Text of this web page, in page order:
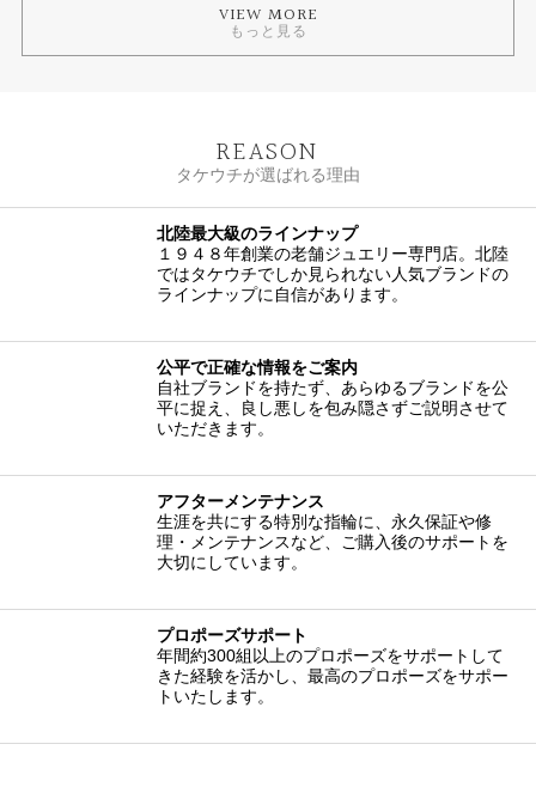
VIEW MORE
もっと見る
REASON
タケウチが選ばれる理由
北陸最大級のラインナップ
１９４８年創業の老舗ジュエリー専門店。北陸
ではタケウチでしか見られない人気ブランドの
ラインナップに自信があります。
公平で正確な情報をご案内
自社ブランドを持たず、あらゆるブランドを公
平に捉え、良し悪しを包み隠さずご説明させて
いただきます。
アフターメンテナンス
生涯を共にする特別な指輪に、永久保証や修
理・メンテナンスなど、ご購入後のサポートを
大切にしています。
プロポーズサポート
年間約300組以上のプロポーズをサポートして
きた経験を活かし、最高のプロポーズをサポー
トいたします。